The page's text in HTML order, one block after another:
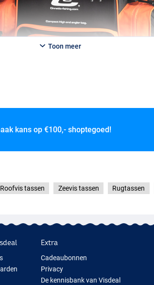
Toon meer
kans op €100,- shoptegoed!
Roofvis tassen Zeevis tassen Rugtassen
Extra
Cadeaubonnen
Privacy
De kennisbank van Visdeal